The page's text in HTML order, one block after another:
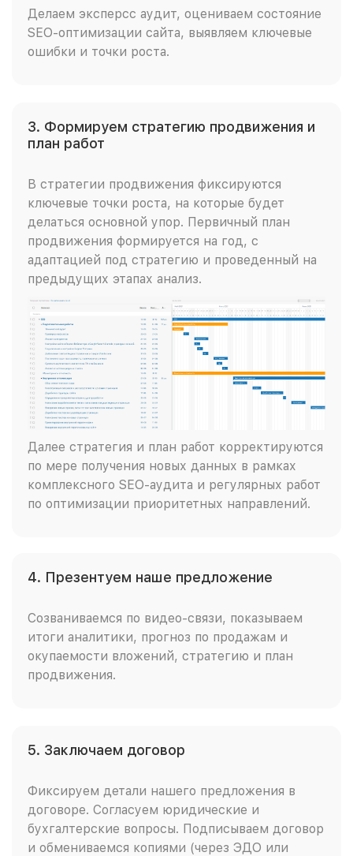
Делаем эксперсс аудит, оцениваем состояние
SEO-оптимизации сайта, выявляем ключевые
ошибки и точки роста.
3. Формируем стратегию продвижения и
план работ
В стратегии продвижения фиксируются
ключевые точки роста, на которые будет
делаться основной упор. Первичный план
продвижения формируется на год, с
адаптацией под стратегию и проведенный на
предыдущих этапах анализ.
Далее стратегия и план работ корректируются
по мере получения новых данных в рамках
комплексного SEO-аудита и регулярных работ
по оптимизации приоритетных направлений.
4. Презентуем наше предложение
Созваниваемся по видео-связи, показываем
итоги аналитики, прогноз по продажам и
окупаемости вложений, стратегию и план
продвижения.
5. Заключаем договор
Фиксируем детали нашего предложения в
договоре. Согласуем юридические и
бухгалтерские вопросы. Подписываем договор
и обмениваемся копиями (через ЭДО или